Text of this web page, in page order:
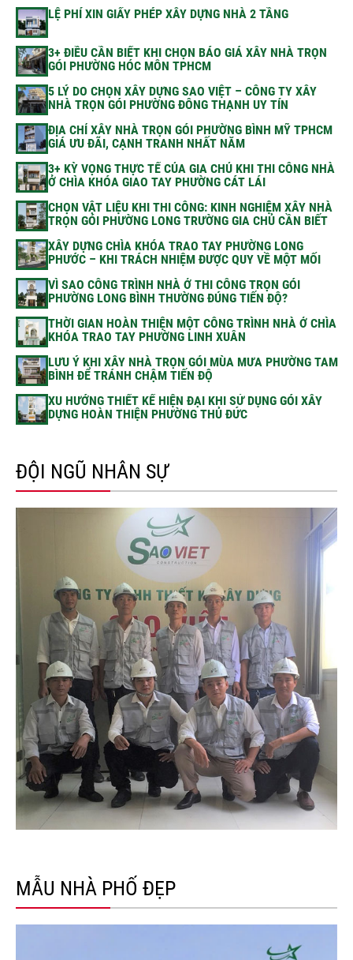
LỆ PHÍ XIN GIẤY PHÉP XÂY DỰNG NHÀ 2 TẦNG
3+ ĐIỀU CẦN BIẾT KHI CHỌN BÁO GIÁ XÂY NHÀ TRỌN
GÓI PHƯỜNG HÓC MÔN TPHCM
5 LÝ DO CHỌN XÂY DỰNG SAO VIỆT – CÔNG TY XÂY
NHÀ TRỌN GÓI PHƯỜNG ĐÔNG THẠNH UY TÍN
ĐỊA CHỈ XÂY NHÀ TRỌN GÓI PHƯỜNG BÌNH MỸ TPHCM
GIÁ ƯU ĐÃI, CẠNH TRANH NHẤT NĂM
3+ KỲ VỌNG THỰC TẾ CỦA GIA CHỦ KHI THI CÔNG NHÀ
Ở CHÌA KHÓA GIAO TAY PHƯỜNG CÁT LÁI
CHỌN VẬT LIỆU KHI THI CÔNG: KINH NGHIỆM XÂY NHÀ
TRỌN GÓI PHƯỜNG LONG TRƯỜNG GIA CHỦ CẦN BIẾT
XÂY DỰNG CHÌA KHÓA TRAO TAY PHƯỜNG LONG
PHƯỚC – KHI TRÁCH NHIỆM ĐƯỢC QUY VỀ MỘT MỐI
VÌ SAO CÔNG TRÌNH NHÀ Ở THI CÔNG TRỌN GÓI
PHƯỜNG LONG BÌNH THƯỜNG ĐÚNG TIẾN ĐỘ?
THỜI GIAN HOÀN THIỆN MỘT CÔNG TRÌNH NHÀ Ở CHÌA
KHÓA TRAO TAY PHƯỜNG LINH XUÂN
LƯU Ý KHI XÂY NHÀ TRỌN GÓI MÙA MƯA PHƯỜNG TAM
BÌNH ĐỂ TRÁNH CHẬM TIẾN ĐỘ
XU HƯỚNG THIẾT KẾ HIỆN ĐẠI KHI SỬ DỤNG GÓI XÂY
DỰNG HOÀN THIỆN PHƯỜNG THỦ ĐỨC
ĐỘI NGŨ NHÂN SỰ
MẪU NHÀ PHỐ ĐẸP